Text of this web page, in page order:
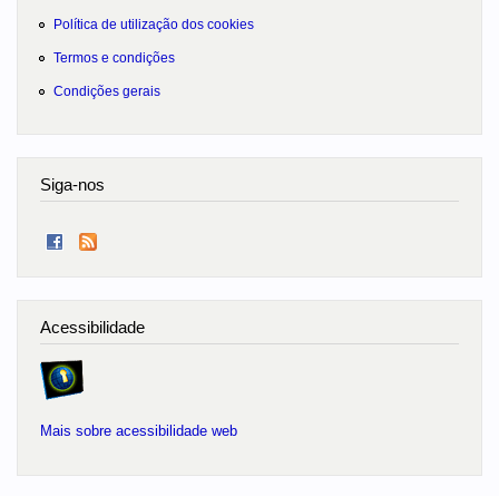
Política de utilização dos cookies
Termos e condições
Condições gerais
Siga-nos
Acessibilidade
Mais sobre acessibilidade web